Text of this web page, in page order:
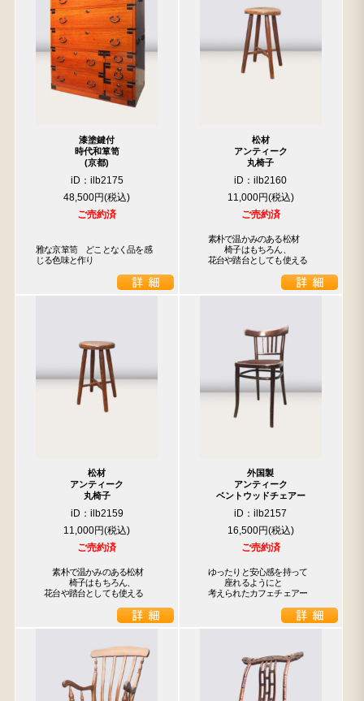
漆塗鍵付
時代和箪笥
(京都)
iD：ilb2175
48,500円
ご売約済
雅な京箪笥　どことなく品を感
じる色味と作り
松材
アンティーク
丸椅子
iD：ilb2160
11,000円
ご売約済
素朴で温かみのある松材
椅子はもちろん、
花台や踏台としても使える
松材
アンティーク
丸椅子
iD：ilb2159
11,000円
ご売約済
素朴で温かみのある松材
椅子はもちろん、
花台や踏台としても使える
外国製
アンティーク
ベントウッドチェアー
iD：ilb2157
16,500円
ご売約済
ゆったりと安心感を持って
座れるようにと
考えられたカフェチェアー